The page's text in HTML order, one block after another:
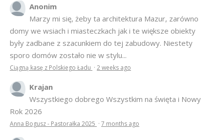
OSTATNIE KOMENTARZE
Anonim
Marzy mi się, żeby ta architektura Mazur, zarówno
domy we wsiach i miasteczkach jak i te większe obiekty
były zadbane z szacunkiem do tej zabudowy. Niestety
sporo domów zostało nie w stylu...
Ciągną kasę z Polskiego Ładu
Krajan